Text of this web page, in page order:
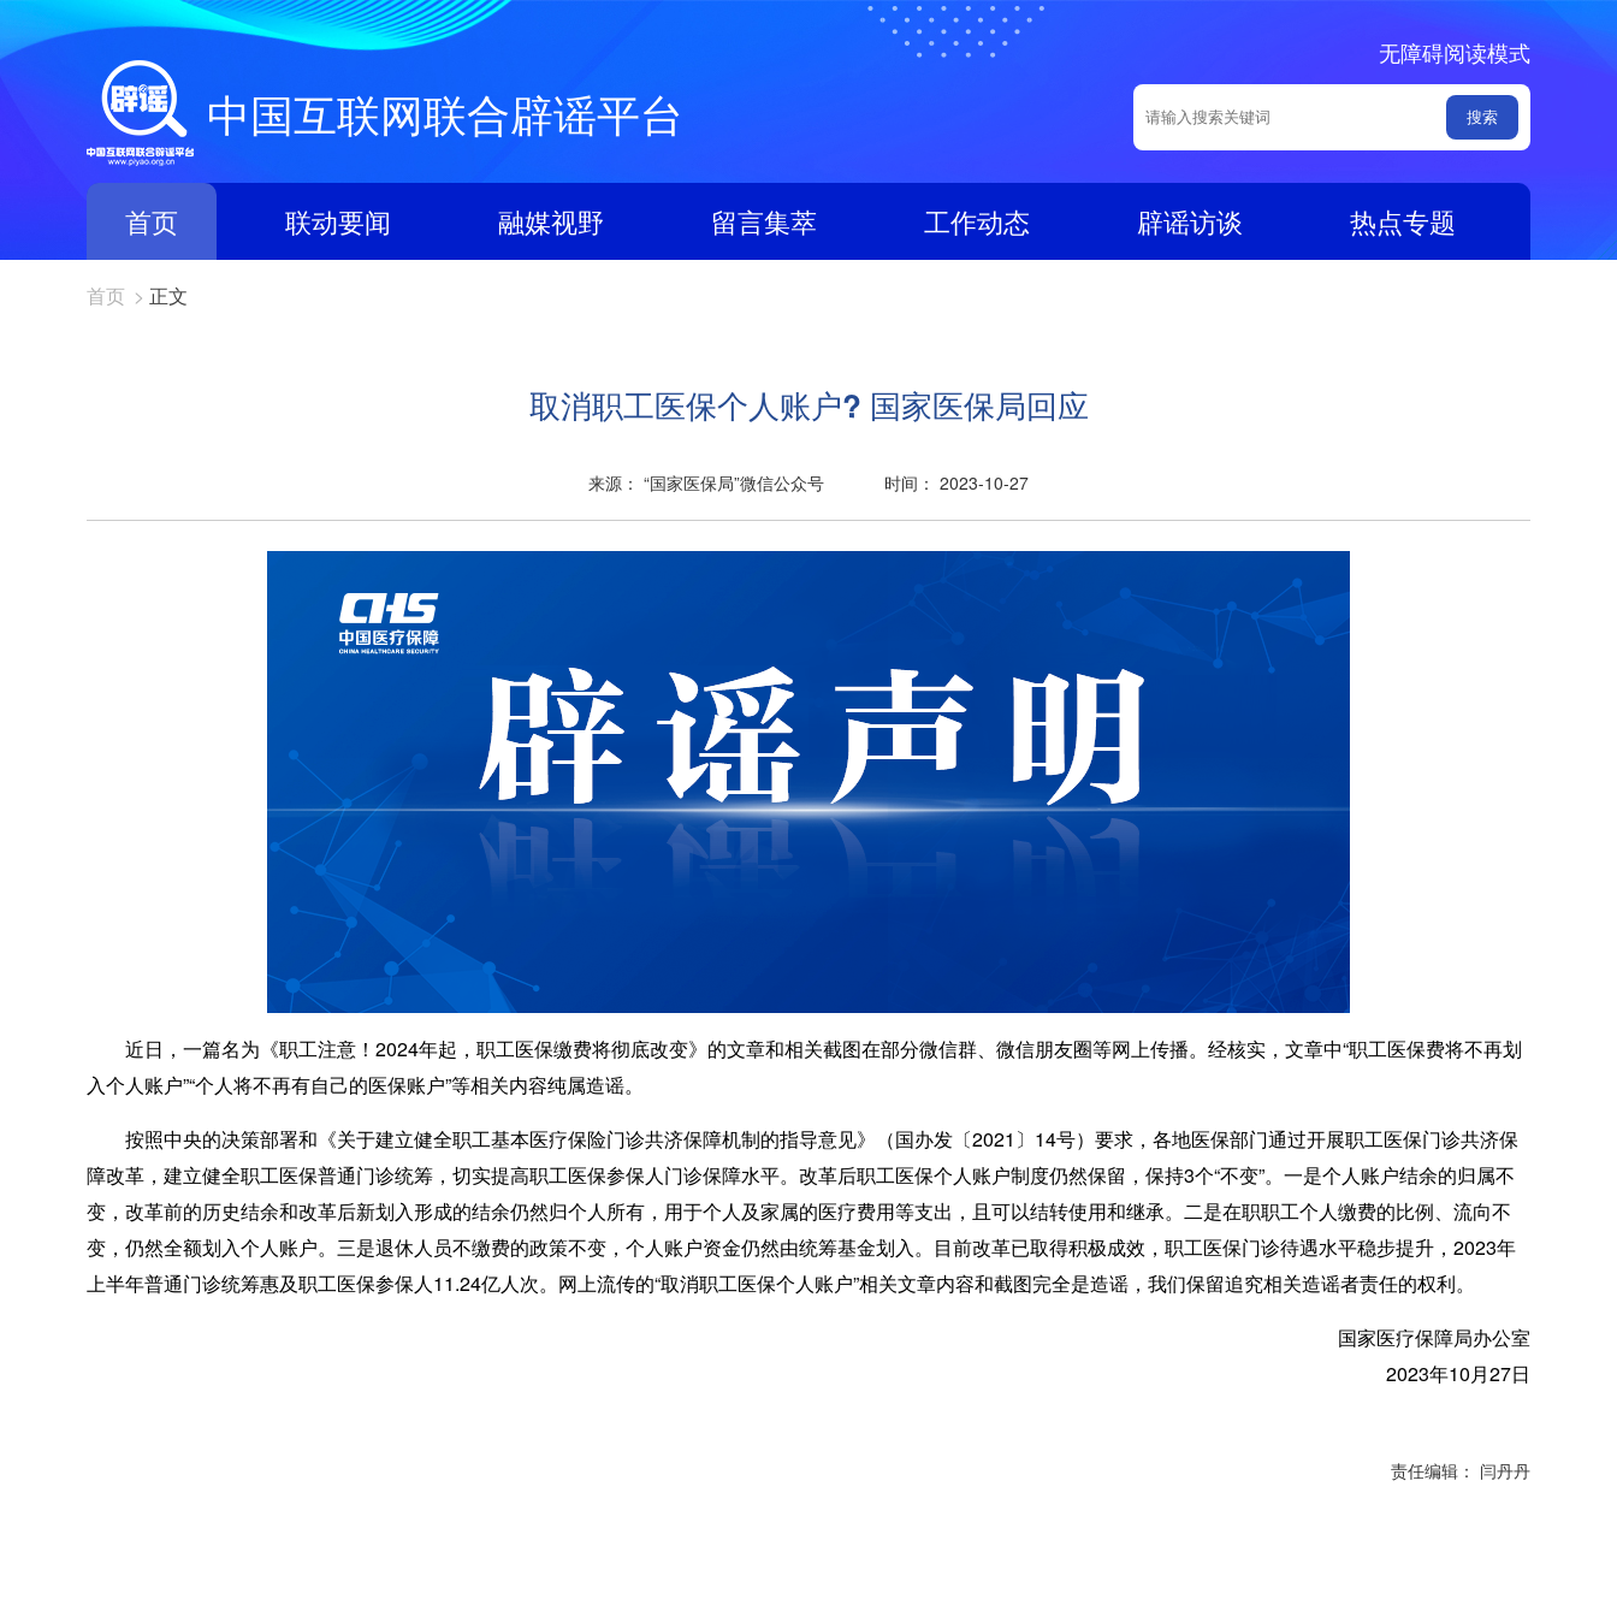
无障碍阅读模式
中国互联网联合辟谣平台
首页 联动要闻 融媒视野 留言集萃 工作动态 辟谣访谈 热点专题
首页 > 正文
取消职工医保个人账户? 国家医保局回应
来源： “国家医保局”微信公众号 时间： 2023-10-27
近日，一篇名为《职工注意！2024年起，职工医保缴费将彻底改变》的文章和相关截图在部分微信群、微信朋友圈等网上传播。经核实，文章中“职工医保费将不再划
入个人账户”“个人将不再有自己的医保账户”等相关内容纯属造谣。
按照中央的决策部署和《关于建立健全职工基本医疗保险门诊共济保障机制的指导意见》（国办发〔2021〕14号）要求，各地医保部门通过开展职工医保门诊共济保
障改革，建立健全职工医保普通门诊统筹，切实提高职工医保参保人门诊保障水平。改革后职工医保个人账户制度仍然保留，保持3个“不变”。一是个人账户结余的归属不
变，改革前的历史结余和改革后新划入形成的结余仍然归个人所有，用于个人及家属的医疗费用等支出，且可以结转使用和继承。二是在职职工个人缴费的比例、流向不
变，仍然全额划入个人账户。三是退休人员不缴费的政策不变，个人账户资金仍然由统筹基金划入。目前改革已取得积极成效，职工医保门诊待遇水平稳步提升，2023年
上半年普通门诊统筹惠及职工医保参保人11.24亿人次。网上流传的“取消职工医保个人账户”相关文章内容和截图完全是造谣，我们保留追究相关造谣者责任的权利。
国家医疗保障局办公室
2023年10月27日
责任编辑： 闫丹丹